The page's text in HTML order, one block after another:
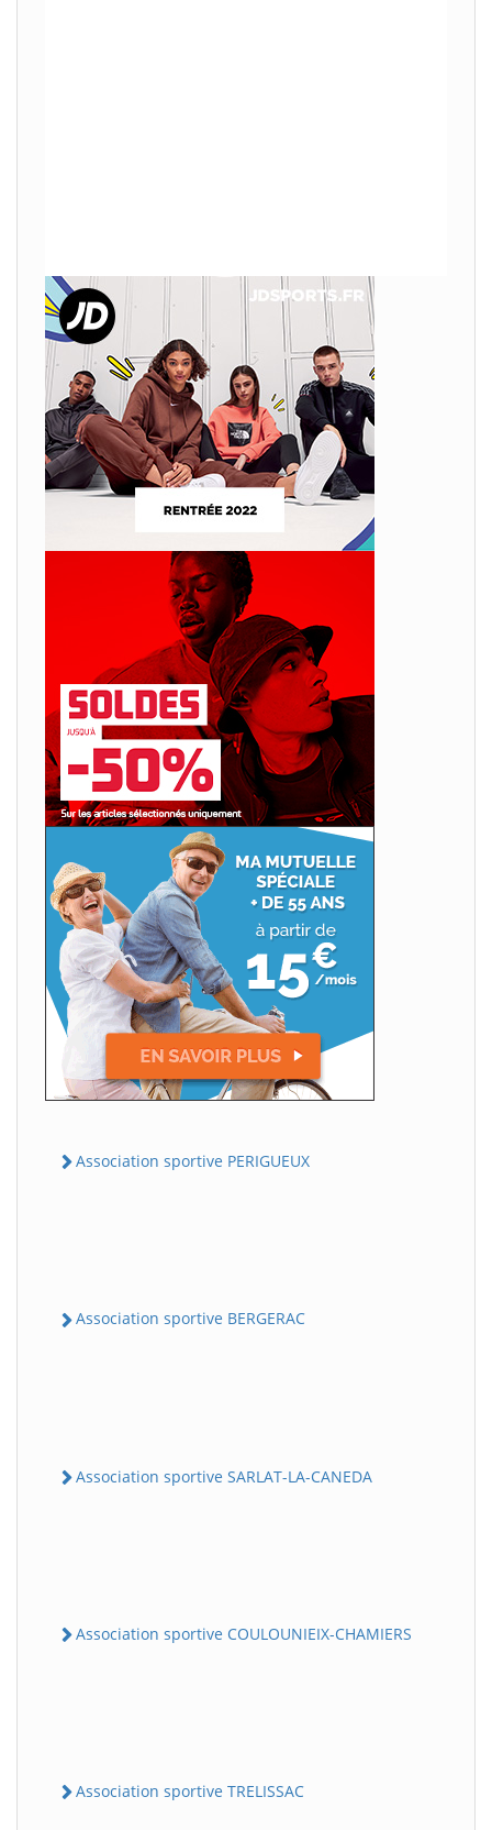
Association sportive PERIGUEUX
Association sportive BERGERAC
Association sportive SARLAT-LA-CANEDA
Association sportive COULOUNIEIX-CHAMIERS
Association sportive TRELISSAC